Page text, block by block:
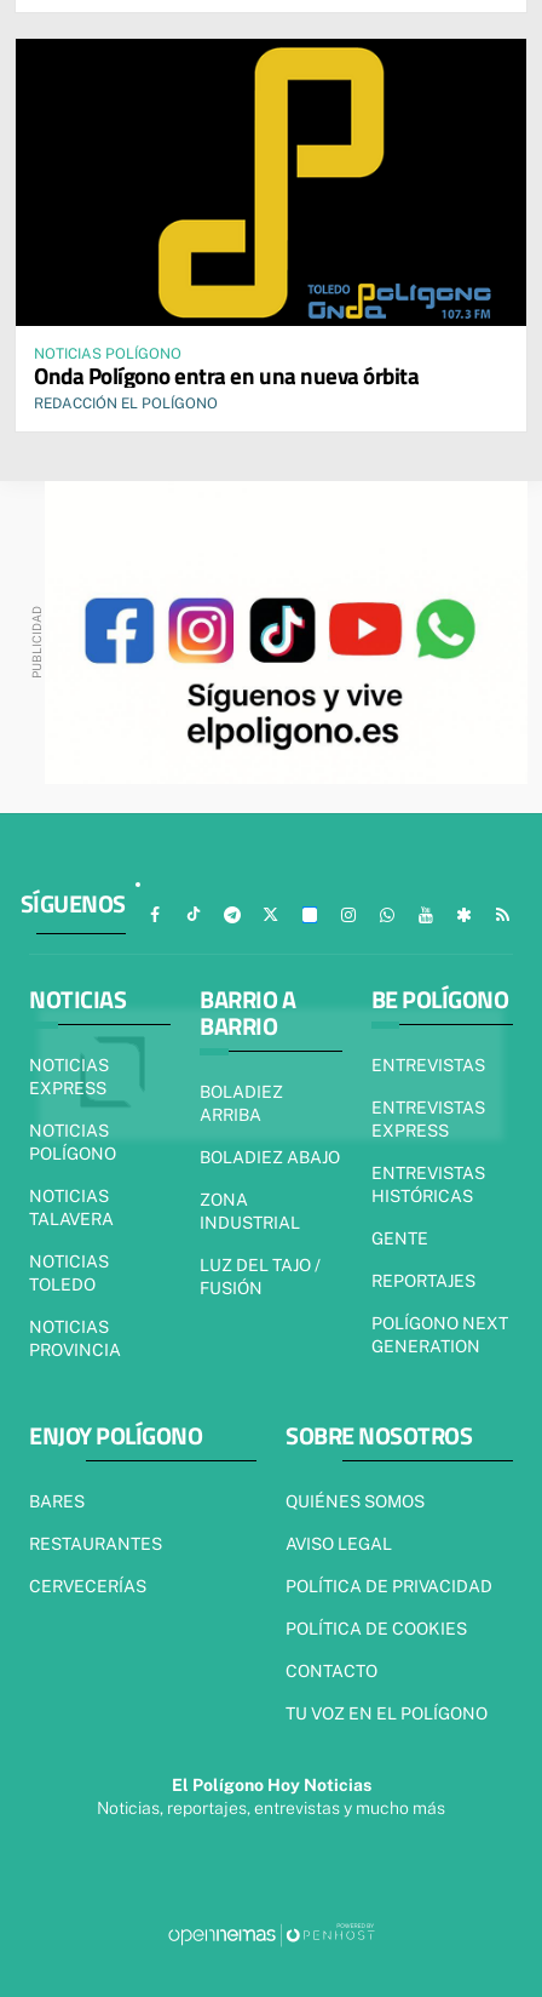
NOTICIAS POLÍGONO
Onda Polígono entra en una nueva órbita
REDACCIÓN EL POLÍGONO
SÍGUENOS
NOTICIAS
NOTICIAS
EXPRESS
NOTICIAS
POLÍGONO
NOTICIAS
TALAVERA
NOTICIAS
TOLEDO
NOTICIAS
PROVINCIA
BARRIO A
BARRIO
BOLADIEZ
ARRIBA
BOLADIEZ ABAJO
ZONA
INDUSTRIAL
LUZ DEL TAJO /
FUSIÓN
BE POLÍGONO
ENTREVISTAS
ENTREVISTAS
EXPRESS
ENTREVISTAS
HISTÓRICAS
GENTE
REPORTAJES
POLÍGONO NEXT
GENERATION
ENJOY POLÍGONO
BARES
RESTAURANTES
CERVECERÍAS
SOBRE NOSOTROS
QUIÉNES SOMOS
AVISO LEGAL
POLÍTICA DE PRIVACIDAD
POLÍTICA DE COOKIES
CONTACTO
TU VOZ EN EL POLÍGONO
El Polígono Hoy Noticias
Noticias, reportajes, entrevistas y mucho más